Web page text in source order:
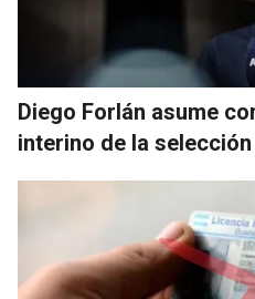
Diego Forlán asume
interino de la